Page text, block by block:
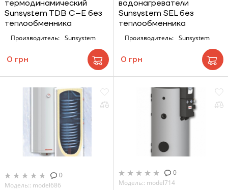
термодинамический
Sunsystem TDB C–E без
теплообменника
Производитель: Sunsystem
0 грн
водонагреватели
Sunsystem SEL без
теплообменника
Производитель: Sunsystem
0 грн
0
Модель:: model686
0
Модель:: model714